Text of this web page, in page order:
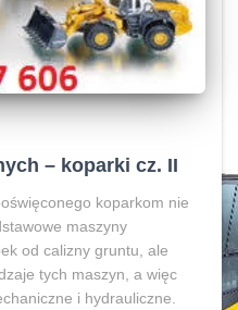
– koparki cz. II
koparkom nie
maszyny
od calizny gruntu, ale
tych maszyn, a więc
i hydrauliczne.